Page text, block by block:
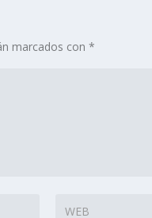
marcados con*